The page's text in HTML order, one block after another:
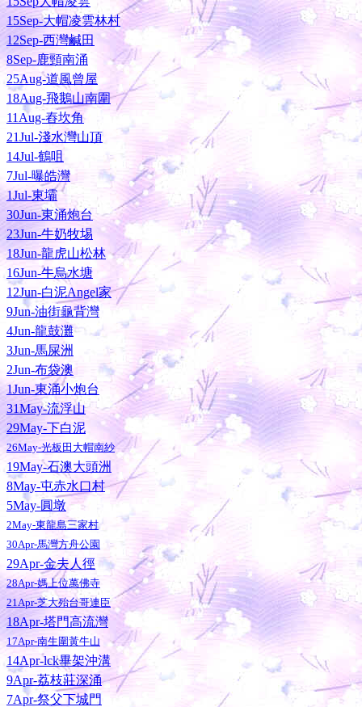
15Sep-大帽凌雲林村
12Sep-西灣鹹田
8Sep-鹿頸南涌
25Aug-道風曾屋
18Aug-飛鵝山南圍
11Aug-舂坎角
21Jul-淺水灣山頂
14Jul-鶴咀
7Jul-曝皓灣
1Jul-東壩
30Jun-東涌炮台
23Jun-牛奶牧埸
18Jun-龍虎山松林
16Jun-牛烏水塘
12Jun-白泥Angel家
9Jun-油街龜背灣
4Jun-龍鼓灘
3Jun-馬屎洲
2Jun-布袋澳
1Jun-東涌小炮台
31May-流浮山
29May-下白泥
26May-光板田大帽南紗
19May-石澳大頭洲
8May-屯赤水口村
5May-圓墩
2May-東龍島三家村
30Apr-馬灣方舟公園
29Apr-金夫人徑
28Apr-媽上位萬佛寺
21Apr-芝大殆台哥連臣
18Apr-塔門高流灣
17Apr-南生圍黃牛山
14Apr-lck畢架沖溝
9Apr-荔枝莊深涌
7Apr-祭父下城門